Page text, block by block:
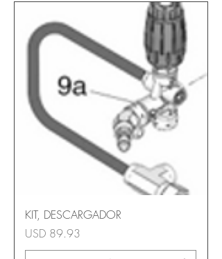
KIT, DESCARGADOR
Precio
USD 89.93